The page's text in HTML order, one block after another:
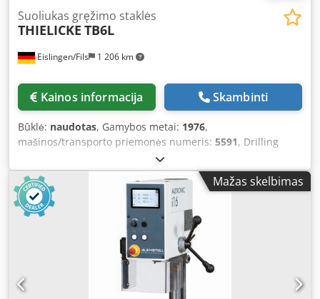
Eislingen/Fils 1 206 km
Suoliukas gręžimo staklės
THIELICKE TB6L
Kainos informacija Skambinti
Būklė: naudotas, Gamybos metai: 1976,
mašinos/transporto priemonės numeris: 5591, Drilling
capacity in steel (diameter): 13 mm Throat depth: 185 mm
Quill stroke: 70 mm Spindle mount: Drill chuck 1 - 13 mm
Speed range: 400 - 4000 rpm Number of speed steps, work
spindle: 6 Table size: 200 x 250 mm Distance spindle /
table: 170 mm Column diameter: 65 mm Total power
requirement: 0.22 kW Machine weight approx.: 0.08 t
Space requirement approx.: 0.75 x 0.3 x 0.65 m Djdpfx
Ajcxxvbsamowa Bench drill with 6-step speed range (400 -
4000 rpm), table size 200 x 250 mm, mounted on sheet
metal base cabinet (h = 845 mm). The drilling machine has
Mažas skelbimas